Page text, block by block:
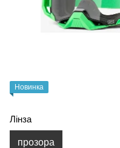
Новинка
Лінза
прозора